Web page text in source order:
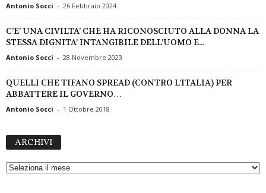
Antonio Socci - 26 Febbraio 2024
C’E’ UNA CIVILTA’ CHE HA RICONOSCIUTO ALLA DONNA LA
STESSA DIGNITA’ INTANGIBILE DELL’UOMO E...
Antonio Socci - 28 Novembre 2023
QUELLI CHE TIFANO SPREAD (CONTRO L’ITALIA) PER
ABBATTERE IL GOVERNO…
Antonio Socci - 1 Ottobre 2018
ARCHIVI
H